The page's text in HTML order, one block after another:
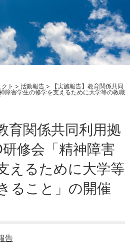
ト > 活動報告 >
【実施報告】教育関係共同
障害学生の修学を支えるために大学等の教職
育関係共同利用拠
修会「精神障害
えるために大学等
ること」の開催
告